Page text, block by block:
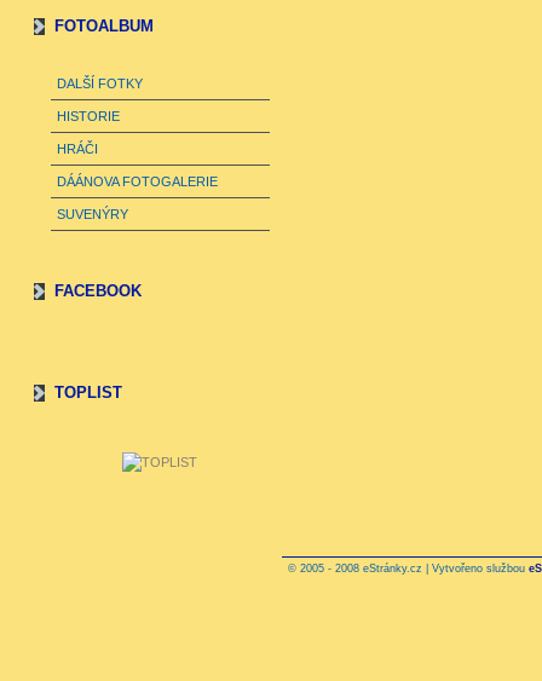
FOTOALBUM
DALŠÍ FOTKY
HISTORIE
HRÁČI
DÁÁNOVA FOTOGALERIE
SUVENÝRY
FACEBOOK
TOPLIST
© 2005 - 2008 eStránky.cz | Vytvořeno službou